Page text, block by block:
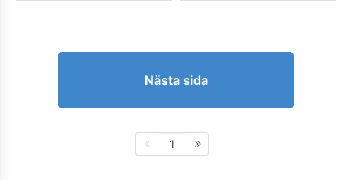
Nästa sida
1